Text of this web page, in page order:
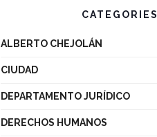
CATEGORIES
ALBERTO CHEJOLÁN
CIUDAD
DEPARTAMENTO JURÍDICO
DERECHOS HUMANOS